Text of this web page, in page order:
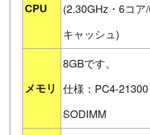
CPU
(2.30GHz・6コ
キャッシュ)
メモリ
8GBです。
仕様：PC4-
SODIMM